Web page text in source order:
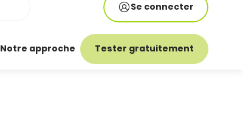
Se connecter
Notre approche Tester gratuitement